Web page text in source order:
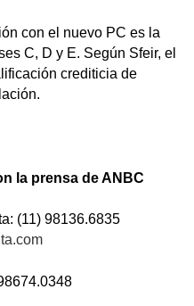
con el nuevo PC es la
C, D y E. Según Sfeir, el
crediticia de
la prensa de ANBC
(11) 98136.6835